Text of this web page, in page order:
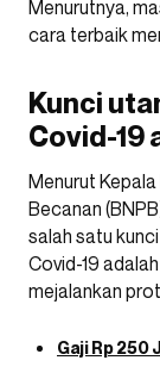
Menurutnya,
cara terbaik
Kunci
Covid-19
Menurut
Becanan
salah satu
Covid-19
mejalankan
Gaji Rp 250